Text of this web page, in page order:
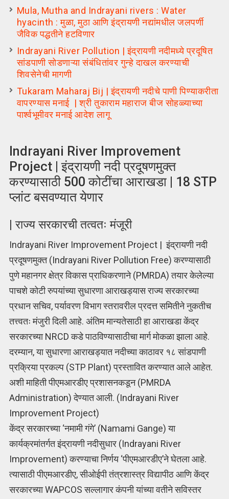
Mula, Mutha and Indrayani rivers : Water
hyacinth : मुळा, मुठा आणि इंद्रायणी नद्यांमधील जलपर्णी
जैविक पद्धतीने हटविणार
Indrayani River Pollution | इंद्रायणी नदीमध्ये प्रदूषित
सांडपाणी सोडणाऱ्या संबंधितांवर गुन्हे दाखल करण्याची
शिवसेनेची मागणी
Tukaram Maharaj Bij | इंद्रायणी नदीचे पाणी पिण्याकरीता
वापरण्यास मनाई | श्री तुकाराम महाराज बीज सोहळ्याच्या
पार्श्वभूमीवर मनाई आदेश लागू
Indrayani River Improvement
Project | इंद्रायणी नदी प्रदूषणमुक्त
करण्यासाठी 500 कोटींचा आराखडा | 18 STP
प्लांट बसवण्यात येणार
| राज्य सरकारची तत्वतः मंजूरी
Indrayani River Improvement Project | इंद्रायणी नदी
प्रदूषणमुक्त (Indrayani River Pollution Free) करण्यासाठी
पुणे महानगर क्षेत्र विकास प्राधिकरणाने (PMRDA) तयार केलेल्या
पाचशे कोटी रुपयांच्या सुधारणा आराखड्यास राज्य सरकारच्या
प्रधान सचिव, पर्यावरण विभाग स्तरावरील प्रदत्त समितीने नुकतीच
तत्त्वतः मंजुरी दिली आहे. अंतिम मान्यतेसाठी हा आराखडा केंद्र
सरकारच्या NRCD कडे पाठविण्यासाठीचा मार्ग मोकळा झाला आहे.
दरम्यान, या सुधारणा आराखड्यात नदीच्या काठावर १८ सांडपाणी
प्रक्रिया प्रकल्प (STP Plant) प्रस्तावित करण्यात आले आहेत.
अशी माहिती पीएमआरडीए प्रशासनकडून (PMRDA
Administration) देण्यात आली. (Indrayani River
Improvement Project)
केंद्र सरकारच्या ‘नमामी गंगे’ (Namami Gange) या
कार्यक्रमांतर्गत इंद्रायणी नदीसुधार (Indrayani River
Improvement) करण्याचा निर्णय ‘पीएमआरडीए’ने घेतला आहे.
त्यासाठी पीएमआरडीए, सीओईपी तंत्रशास्त्र विद्यापीठ आणि केंद्र
सरकारच्या WAPCOS सल्लागार कंपनी यांच्या वतीने सविस्तर